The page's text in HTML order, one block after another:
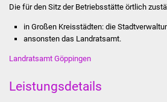
Die für den Sitz der Betriebsstätte örtlich
in Großen Kreisstädten: die
ansonsten das Landratsamt.
Landratsamt Göppingen
Leistungsdetails